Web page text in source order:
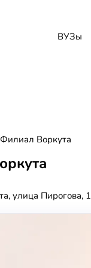
ВУЗы
Филиал Воркута
улица Пирогова, 1